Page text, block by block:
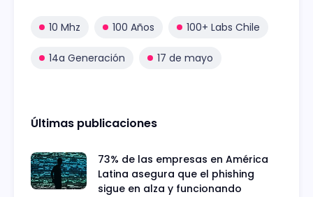
10 Mhz 100 Años 100+ Labs Chile
14a Generación 17 de mayo
Últimas publicaciones
73% de las empresas en América
Latina asegura que el phishing
sigue en alza y funcionando